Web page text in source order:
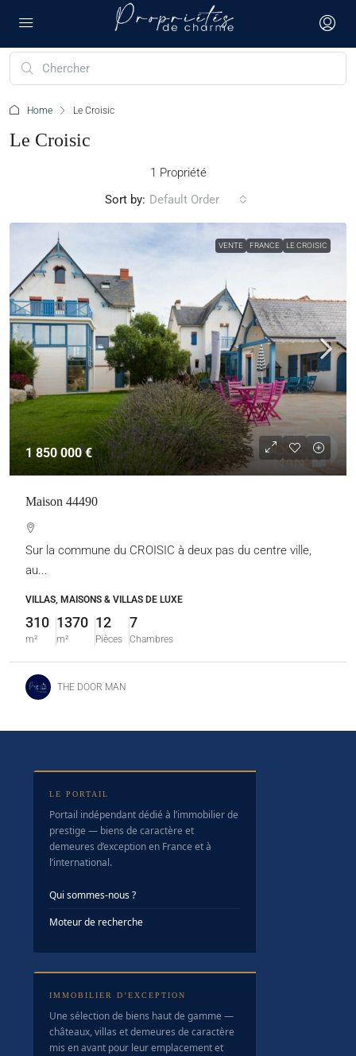
Home Le Croisic
Le Croisic
1 Propriété
Sort by: Default Order
VENTE FRANCE LE CROISIC
1 850 000 €
Maison 44490
Sur la commune du CROISIC à deux pas du centre ville,
au...
VILLAS, MAISONS & VILLAS DE LUXE
310
m²
1370
m²
12
Pièces
7
Chambres
THE DOOR MAN
LE PORTAIL
Portail indépendant dédié à l’immobilier de
prestige — biens de caractère et
demeures d’exception en France et à
l’international.
Qui sommes-nous ?
Moteur de recherche
IMMOBILIER D’EXCEPTION
Une sélection de biens haut de gamme —
châteaux, villas et demeures de caractère
mis en avant pour leur emplacement et